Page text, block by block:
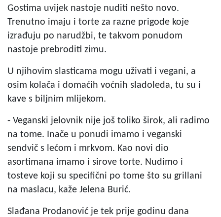
Gostima uvijek nastoje nuditi nešto novo.
Trenutno imaju i torte za razne prigode koje
izrađuju po narudžbi, te takvom ponudom
nastoje prebroditi zimu.
U njihovim slasticama mogu uživati i vegani, a
osim kolača i domaćih voćnih sladoleda, tu su i
kave s biljnim mlijekom.
- Veganski jelovnik nije još toliko širok, ali radimo
na tome. Inače u ponudi imamo i veganski
sendvič s lećom i mrkvom. Kao novi dio
asortimana imamo i sirove torte. Nudimo i
tosteve koji su specifični po tome što su grillani
na maslacu, kaže Jelena Burić.
Slađana Prodanović je tek prije godinu dana